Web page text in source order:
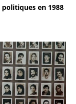
en 1988